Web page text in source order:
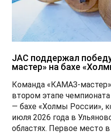
JAC поддержал
мастер» на бахе
Команда «КАМАЗ-
втором этапе
— бахе «Холмы России»,
июля 2026 года в
областях. Первое место в